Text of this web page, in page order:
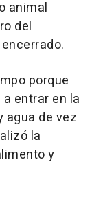
animal
del
porque
entrar en la
agua de vez
la
y